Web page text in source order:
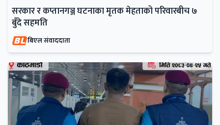
सरकार र कप्तानगञ्ज घटनाका मृतक मेहताको परिवारबीच ७
बुँदे सहमति
बिएल संवाददाता